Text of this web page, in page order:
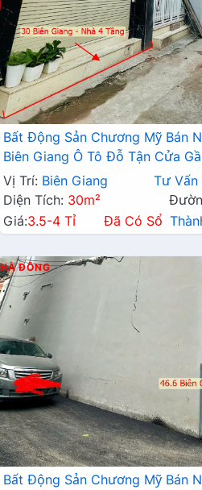
Bất Động Sản Chương Mỹ Bán
Biên Giang Ô Tô Đỗ Tận Cửa
Vị Trí: Biên Giang Tư Vấn
Diện Tích: 30m²
Giá:3.5-4 Tỉ Đã Có Sổ
HÀ ĐÔNG
Bất Động Sản Chương Mỹ Bán